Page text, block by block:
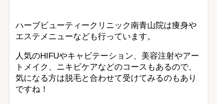
ハーブビューティークリニック南青山院は痩身や
エステメニューなども行っています。
人気のHIFUやキャビテーション、美容注射やアー
トメイク、ニキビケアなどのコースもあるので、
気になる方は脱毛と合わせて受けてみるのもあり
ですね！